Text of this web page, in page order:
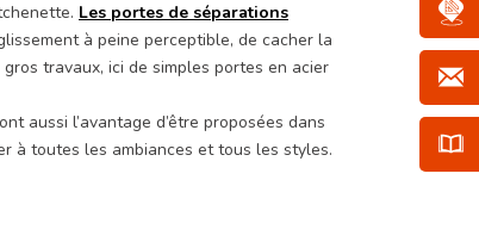
Les portes de séparations
à peine perceptible, de cacher la
travaux, ici de simples portes en acier
aussi l’avantage d’être proposées dans
à toutes les ambiances et tous les styles.